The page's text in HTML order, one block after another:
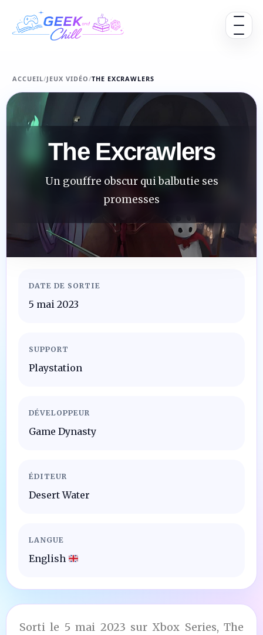
Ouvrir
ACCUEIL/JEUX VIDÉO/THE EXCRAWLERS
The Excrawlers
Un gouffre obscur qui balbutie ses
promesses
DATE DE SORTIE
5 mai 2023
SUPPORT
Playstation
DÉVELOPPEUR
Game Dynasty
ÉDITEUR
Desert Water
LANGUE
English
Sorti le 5 mai 2023 sur Xbox Series, The